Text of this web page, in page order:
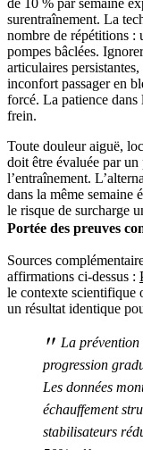
de 10 % par semaine
surentraînement. La
nombre de répétitions :
pompes bâclées.
articulaires
inconfort passager en
forcé. La patience dans
frein.
Toute douleur aiguë,
doit être évaluée par
l’entraînement.
dans la même semaine
le risque de surcharge
Portée des preuves
Sources
affirmations ci-dessus :
le contexte scientifique
un résultat identique
" La prévention
progression
Les données
échauffement
stabilisateurs